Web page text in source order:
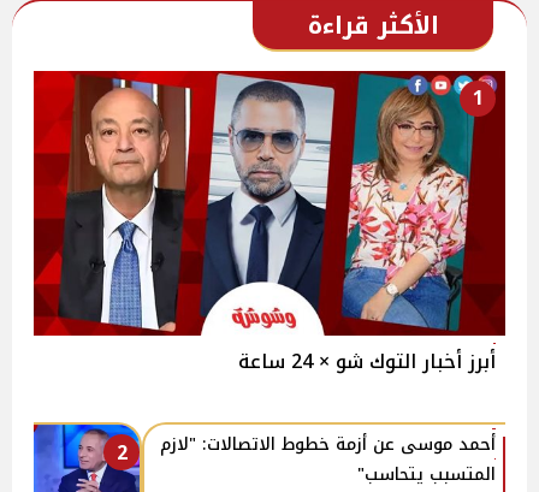
الأكثر قراءة
1
أبرز أخبار التوك شو × 24 ساعة
2
أحمد موسى عن أزمة خطوط الاتصالات: "لازم
المتسبب يتحاسب"